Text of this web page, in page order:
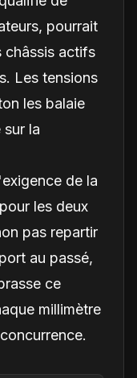
pourrait
châssis actifs
Les tensions
les balaie
la
de la
les deux
pas repartir
au passé,
ce
millimètre